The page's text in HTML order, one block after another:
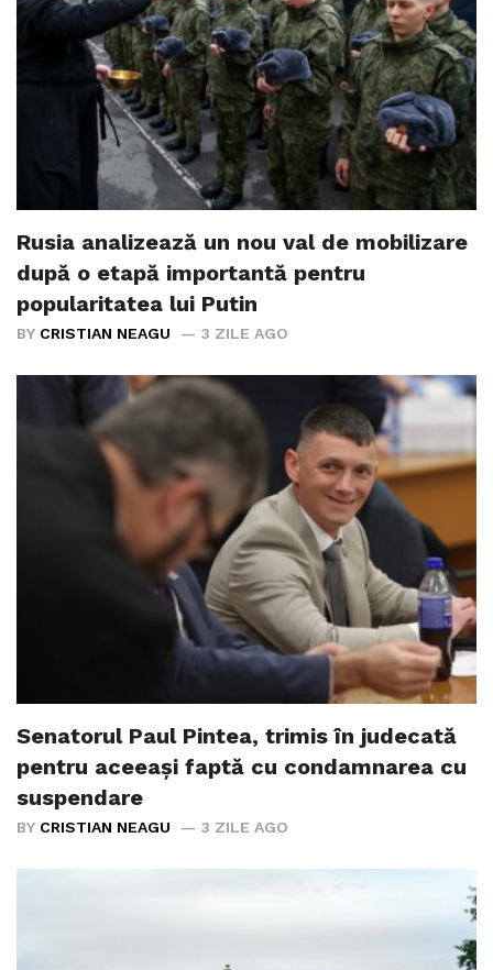
Rusia analizează un nou val de mobilizare
după o etapă importantă pentru
popularitatea lui Putin
BY CRISTIAN NEAGU 3 ZILE AGO
Senatorul Paul Pintea, trimis în judecată
pentru aceeași faptă cu condamnarea cu
suspendare
BY CRISTIAN NEAGU 3 ZILE AGO